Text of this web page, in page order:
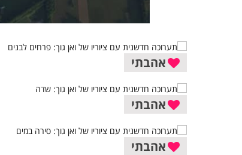
אהבתי
אהבתי
אהבתי